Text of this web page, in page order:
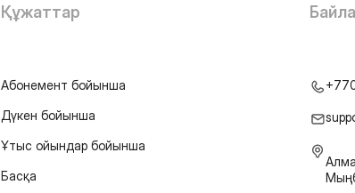
Құжаттар
Абонемент бойынша
Дүкен бойынша
Ұтыс ойындар бойынша
Басқа